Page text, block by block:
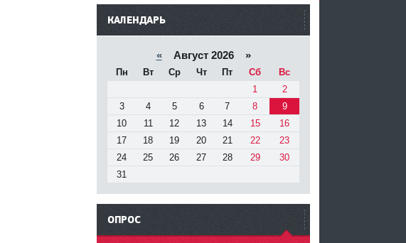
------
КАЛЕНДАРЬ
«Август 2026 »
Пн Вт Ср Чт Пт Сб
Вс
1
2
3
4 5 6 7 8
9
10
11 12 13 14 15
16
17
18 19 20 21 22
23
24
25 26 27 28 29
30
31
ОПРОС